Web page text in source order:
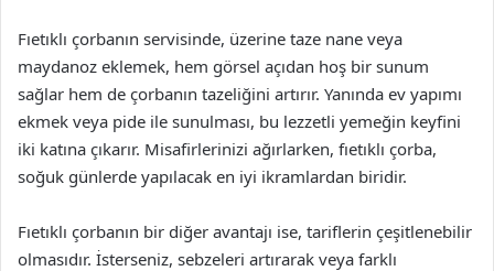
Fıetıklı çorbanın servisinde, üzerine taze nane veya
maydanoz eklemek, hem görsel açıdan hoş bir sunum
sağlar hem de çorbanın tazeliğini artırır. Yanında ev yapımı
ekmek veya pide ile sunulması, bu lezzetli yemeğin keyfini
iki katına çıkarır. Misafirlerinizi ağırlarken, fıetıklı çorba,
soğuk günlerde yapılacak en iyi ikramlardan biridir.
Fıetıklı çorbanın bir diğer avantajı ise, tariflerin çeşitlenebilir
olmasıdır. İsterseniz, sebzeleri artırarak veya farklı